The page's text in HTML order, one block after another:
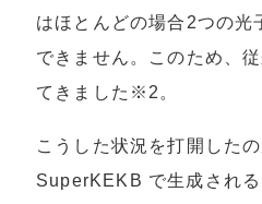
はほとんどの場合2つの
できません。このため、
てきました※2。
こうした状況を打開した
SuperKEKB で生成され